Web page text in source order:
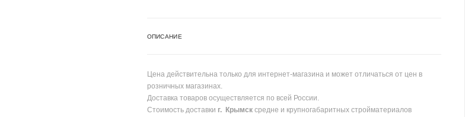
ОПИСАНИЕ
Цена действительна только для интернет-магазина и может отличаться от цен в
розничных магазинах.
Доставка товаров осуществляется по всей России.
Стоимость доставки г. Крымсксредне и крупногабаритных стройматериалов